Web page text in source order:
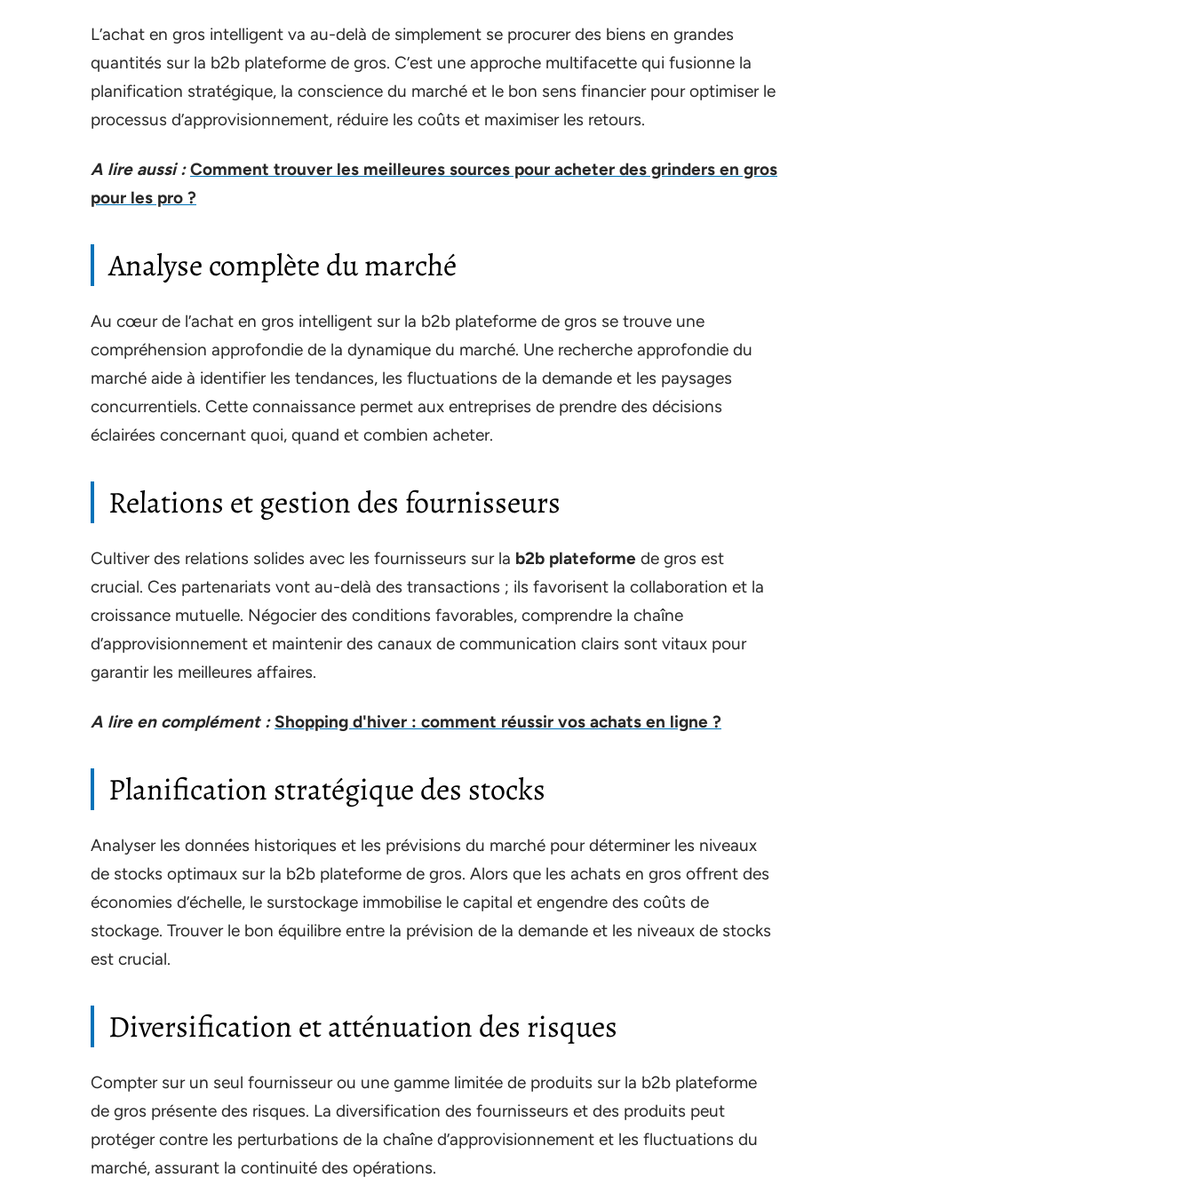
L’achat en gros intelligent va au-delà de simplement se procurer des biens en grandes
quantités sur la b2b plateforme de gros. C’est une approche multifacette qui fusionne la
planification stratégique, la conscience du marché et le bon sens financier pour optimiser le
processus d’approvisionnement, réduire les coûts et maximiser les retours.
A lire aussi : Comment trouver les meilleures sources pour acheter des grinders en gros
pour les pro ?
Analyse complète du marché
Au cœur de l’achat en gros intelligent sur la b2b plateforme de gros se trouve une
compréhension approfondie de la dynamique du marché. Une recherche approfondie du
marché aide à identifier les tendances, les fluctuations de la demande et les paysages
concurrentiels. Cette connaissance permet aux entreprises de prendre des décisions
éclairées concernant quoi, quand et combien acheter.
Relations et gestion des fournisseurs
Cultiver des relations solides avec les fournisseurs sur la b2b plateforme de gros est
crucial. Ces partenariats vont au-delà des transactions ; ils favorisent la collaboration et la
croissance mutuelle. Négocier des conditions favorables, comprendre la chaîne
d’approvisionnement et maintenir des canaux de communication clairs sont vitaux pour
garantir les meilleures affaires.
A lire en complément : Shopping d'hiver : comment réussir vos achats en ligne ?
Planification stratégique des stocks
Analyser les données historiques et les prévisions du marché pour déterminer les niveaux
de stocks optimaux sur la b2b plateforme de gros. Alors que les achats en gros offrent des
économies d’échelle, le surstockage immobilise le capital et engendre des coûts de
stockage. Trouver le bon équilibre entre la prévision de la demande et les niveaux de stocks
est crucial.
Diversification et atténuation des risques
Compter sur un seul fournisseur ou une gamme limitée de produits sur la b2b plateforme
de gros présente des risques. La diversification des fournisseurs et des produits peut
protéger contre les perturbations de la chaîne d’approvisionnement et les fluctuations du
marché, assurant la continuité des opérations.